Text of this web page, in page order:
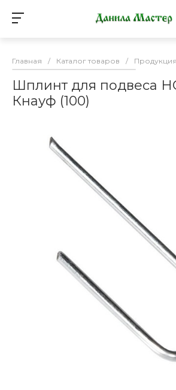
Главная / Каталог товаров /
Шплинт для подвеса
Кнауф (100)